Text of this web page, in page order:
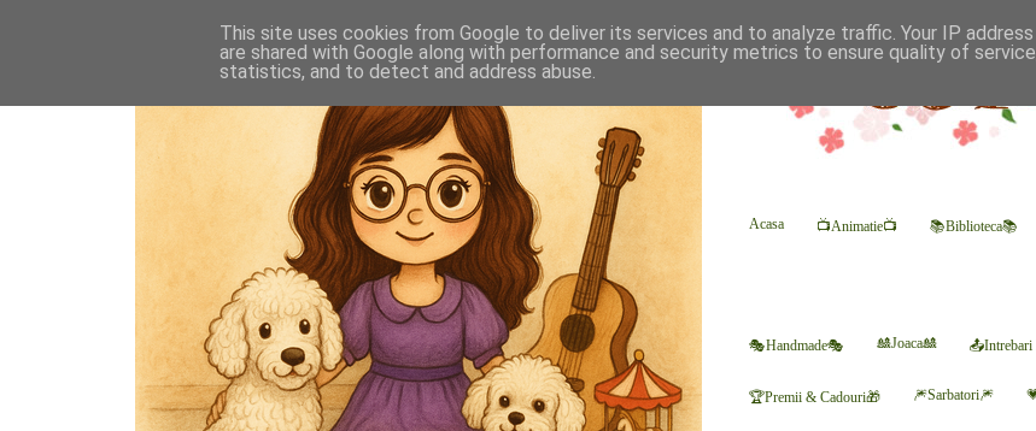
Acasa 📺Animatie📺 📚Biblioteca📚
🎭Handmade🎭 🎎Joaca🎎 📤Intrebari
🏆Premii & Cadouri🎁 🎆Sarbatori🎆
This site uses cookies from Google to deliver its services and to analyze traffic. Your IP
are shared with Google along with performance and security metrics to ensure quality of
statistics, and to detect and address abuse.